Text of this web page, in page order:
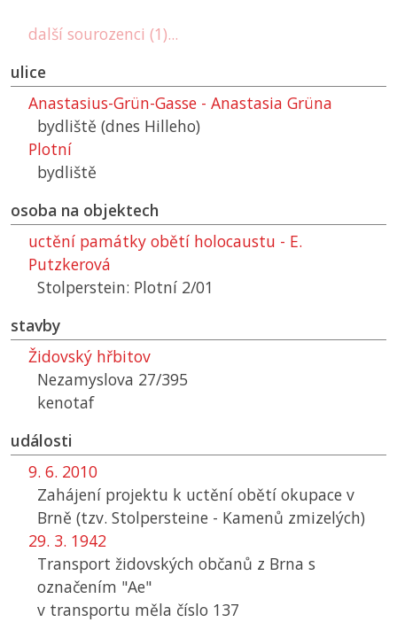
další sourozenci (1)...
ulice
Anastasius-Grün-Gasse - Anastasia Grüna
bydliště (dnes Hilleho)
Plotní
bydliště
osoba na objektech
uctění památky obětí holocaustu - E.
Putzkerová
Stolperstein: Plotní 2/01
stavby
Židovský hřbitov
Nezamyslova 27/395
kenotaf
události
9. 6. 2010
Zahájení projektu k uctění obětí okupace v
Brně (tzv. Stolpersteine - Kamenů zmizelých)
29. 3. 1942
Transport židovských občanů z Brna s
označením "Ae"
v transportu měla číslo 137